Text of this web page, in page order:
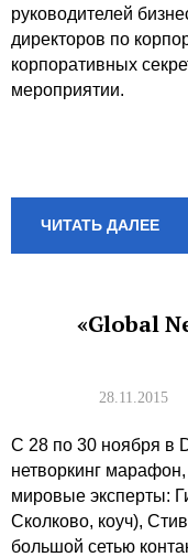
руководителей
директоров по
корпоративных
мероприятии.
ЧИТАТЬ ДАЛЕЕ
«Global
28.11.2015
С 28 по 30 ноября в
нетворкинг
мировые эксперты:
Сколково, коуч),
большой сетью